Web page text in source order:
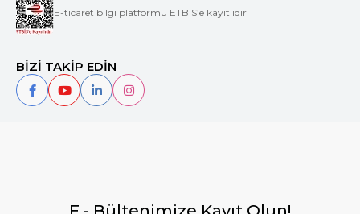
E-ticaret bilgi platformu ETBIS’e kayıtlıdır
BİZİ TAKİP EDİN